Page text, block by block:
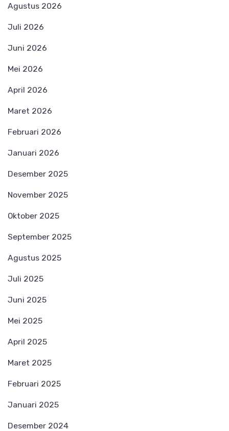
Agustus 2026
Juli 2026
Juni 2026
Mei 2026
April 2026
Maret 2026
Februari 2026
Januari 2026
Desember 2025
November 2025
Oktober 2025
September 2025
Agustus 2025
Juli 2025
Juni 2025
Mei 2025
April 2025
Maret 2025
Februari 2025
Januari 2025
Desember 2024